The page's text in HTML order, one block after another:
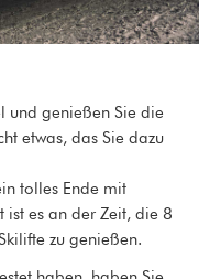
und genießen Sie die
etwas, das Sie dazu
tolles Ende mit
ist es an der Zeit, die 8
zu genießen.